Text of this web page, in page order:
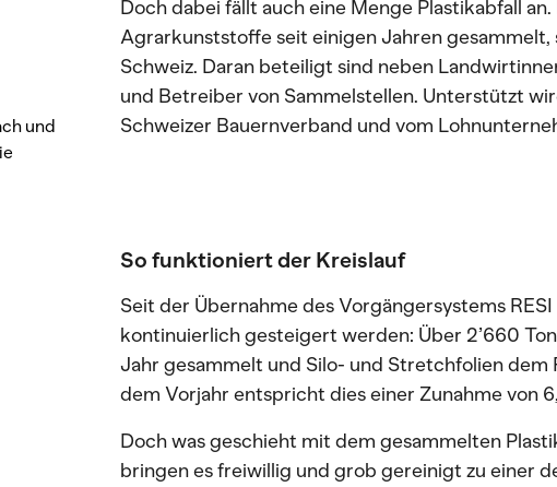
und
Doch dabei fällt auch eine Menge Plastikabfall
Agrarkunststoffe seit einigen Jahren gesammelt,
Schweiz. Daran beteiligt sind neben
und Betreiber von Sammelstellen. Unterstützt
Schweizer Bauernverband und vom
So funktioniert der Kreislauf
Seit der Übernahme des Vorgängersystems
kontinuierlich gesteigert werden: Über 2’660
Jahr gesammelt und Silo- und Stretchfolien
dem Vorjahr entspricht dies einer Zunahme von
Doch was geschieht mit dem gesammelten
bringen es freiwillig und grob gereinigt zu einer